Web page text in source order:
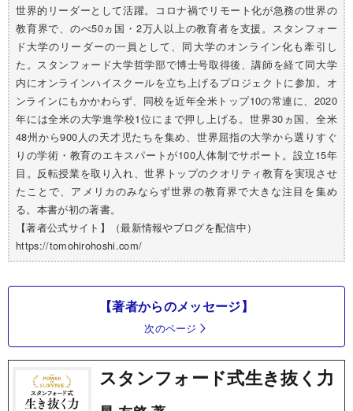
世界的リーダーとして活躍。コロナ禍でリモート化が急務の世界の
教育界で、のべ50ヵ国・2万人以上の教育者を支援。スタンフォー
ド大学のリーダーの一員として、同大学のオンライン化も牽引し
た。スタンフォード大学哲学部で博士号取得後、講師を経て同大学
内にオンラインハイスクールを立ち上げるプロジェクトに参加。オ
ンラインにもかかわらず、同校を近年全米トップ10の常連に、2020
年には全米の大学進学校1位にまで押し上げる。世界30ヵ国、全米
48州から900人の天才児たちを集め、世界屈指の大学から選りすぐ
りの学術・教育のエキスパートが100人体制でサポート。設立15年
目。反転授業を取り入れ、世界トップのクオリティ教育を実現させ
たことで、アメリカのみならず世界の教育界で大きな注目を集め
る。本書が初の著書。
【著者公式サイト】（最新情報やブログを配信中）
https://tomohirohoshi.com/
【著者からのメッセージ】
次のページ
スタンフォード式生き抜く力